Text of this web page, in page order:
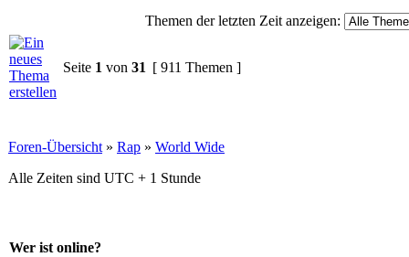
Themen der letzten Zeit anzeigen:
Seite 1 von 31 [ 911 Themen ]
Foren-Übersicht » Rap » World Wide
Alle Zeiten sind UTC + 1 Stunde
Wer ist online?